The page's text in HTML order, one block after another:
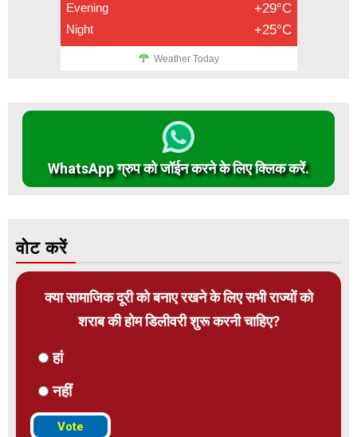
Evening +29°C
Night +25°C
Weather Today
WhatsApp ग्रुप को जॉईन करने के लिए क्लिक करें.
वोट करें
क्या सामाजिक दूरी को बनाए रखने के लिए सभी राज्यों को
शराब की होम डिलीवरी शुरू करनी चाहिए?
हां
नहीं